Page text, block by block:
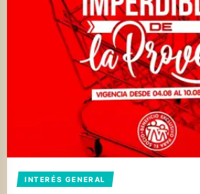
INTERÉS GENERAL